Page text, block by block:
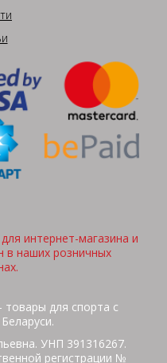
интернет-магазина и
в наших розничных
для спорта с
УНП 391316267.
регистрации №